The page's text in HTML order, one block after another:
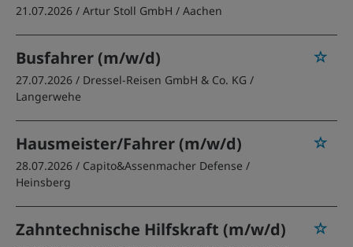
21.07.2026 / Artur Stoll GmbH / Aachen
Busfahrer (m/w/d)
27.07.2026 / Dressel-Reisen GmbH & Co. KG /
Langerwehe
Hausmeister/Fahrer (m/w/d)
28.07.2026 / Capito&Assenmacher Defense /
Heinsberg
Zahntechnische Hilfskraft (m/w/d)